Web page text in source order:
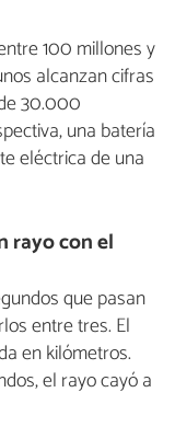
100 millones y
alcanzan cifras
30.000
una batería
eléctrica de una
rayo con el
que pasan
entre tres. El
en kilómetros.
el rayo cayó a